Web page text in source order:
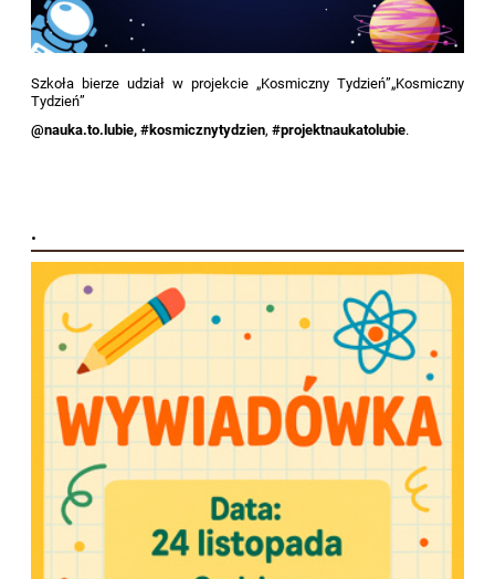
Szkoła bierze udział w projekcie „Kosmiczny Tydzień”„Kosmiczny
Tydzień”
@nauka.to.lubie, #kosmicznytydzien,#projektnaukatolubie.
.